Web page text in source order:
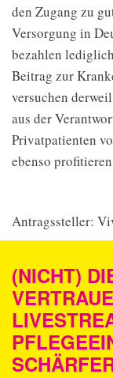
den Zugang zu
Versorgung in
bezahlen
Beitrag zur
versuchen
aus der
Privatpatienten
ebenso
Antragssteller:
(NICHT)